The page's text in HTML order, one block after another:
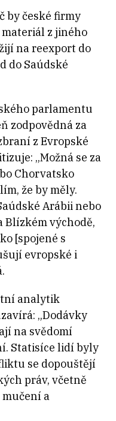
by české firmy
z jiného
na reexport do
do Saúdské
parlamentu
zodpovědná za
z Evropské
„Možná se za
Chorvatsko
že by měly.
Arábii nebo
Blízkém východě,
[spojené s
evropské i
analytik
„Dodávky
na svědomí
Statisíce lidí byly
se dopouštějí
práv, včetně
mučení a